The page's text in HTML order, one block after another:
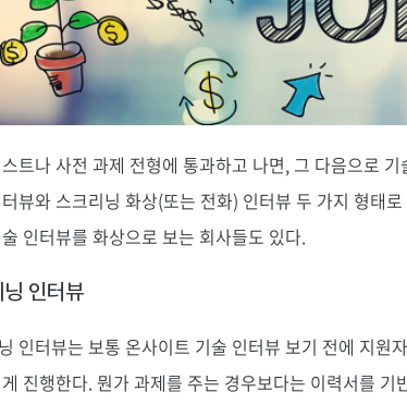
트나 사전 과제 전형에 통과하고 나면, 그 다음으로
뷰와 스크리닝 화상(또는 전화) 인터뷰 두 가지 형태
인터뷰를 화상으로 보는 회사들도 있다.
인터뷰
인터뷰는 보통 온사이트 기술 인터뷰 보기 전에 지원
진행한다. 뭔가 과제를 주는 경우보다는 이력서를